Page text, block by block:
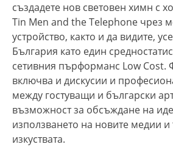
създадете нов световен химн с
Tin Men and the Telephone чрез
устройство, както и да видите,
България като един
сетивния пърформанс Low Cost.
включва и дискусии и
между гостуващи и български
възможност за обсъждане на
използването на новите медии и
изкуствата.